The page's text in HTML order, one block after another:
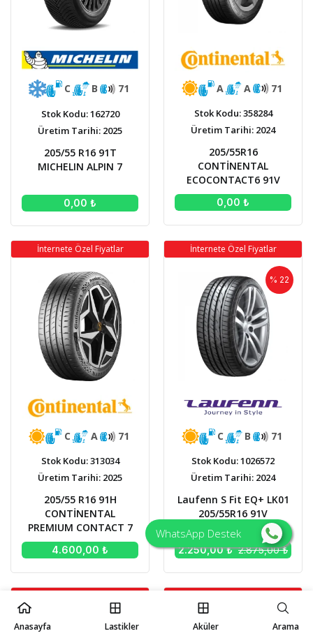
Anasayfa Lastikler Aküler Arama
C B 71
Stok Kodu: 162720
Üretim Tarihi: 2025
205/55 R16 91T
MICHELIN ALPIN 7
0,00 ₺
A A 71
Stok Kodu: 358284
Üretim Tarihi: 2024
205/55R16
CONTİNENTAL
ECOCONTACT6 91V
0,00 ₺
İnternete Özel Fiyatlar
C A 71
Stok Kodu: 313034
Üretim Tarihi: 2025
205/55 R16 91H
CONTİNENTAL
PREMIUM CONTACT 7
4.600,00 ₺
İnternete Özel Fiyatlar
% 22
C B 71
Stok Kodu: 1026572
Üretim Tarihi: 2024
Laufenn S Fit EQ+ LK01
205/55R16 91V
2.250,00 ₺ 2.875,00 ₺
WhatsApp Destek